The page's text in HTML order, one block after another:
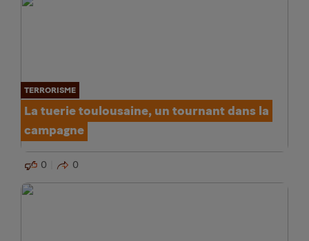
TERRORISME
La tuerie toulousaine, un tournant dans la
campagne
0 0